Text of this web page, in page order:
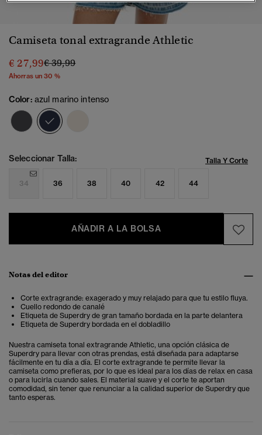
Camiseta tonal extragrande Athletic
€ 27,99Precio rebajado de
€ 39,99a
Ahorras un 30 %
Color: azul marino intenso
Seleccionar Talla: Talla Y Corte
34 36 38 40 42 44
AÑADIR A LA BOLSA
Notas del editor
Corte extragrande: exagerado y muy relajado para que tu estilo fluya.
Cuello redondo de canalé
Etiqueta de Superdry de gran tamaño bordada en la parte delantera
Etiqueta de Superdry bordada en el dobladillo
Nuestra camiseta tonal extragrande Athletic, una opción clásica de
Superdry para llevar con otras prendas, está diseñada para adaptarse
fácilmente en tu día a día. El corte extragrande te permite llevar la
camiseta como prefieras, por lo que es ideal para los días de relax en casa
o para lucirla cuando sales. El material suave y el corte te aportan
comodidad, sin tener que renunciar a la calidad superior de Superdry que
tanto esperas.